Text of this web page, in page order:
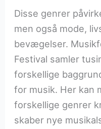
Disse genrer
men også mode,
bevægelser.
Festival samler
forskellige
for musik. Her kan
forskellige genrer
skaber nye